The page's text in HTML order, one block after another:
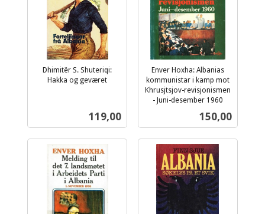
Dhimitër S. Shuteriqi:
Hakka og geværet
Pris
119,00
Enver Hoxha: Albanias
kommunistar i kamp mot
Khrusjtsjov-revisjonismen
- Juni-desember 1960
Pris
150,00